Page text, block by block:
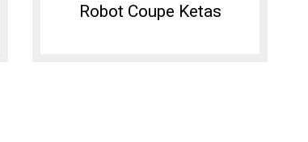
Robot Coupe Ketas